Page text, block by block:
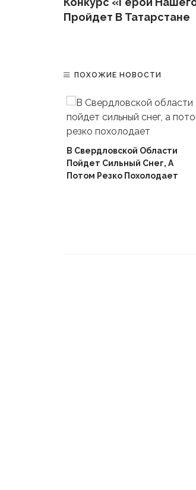
Пройдет В Татарстане
ПОХОЖИЕ НОВОСТИ
В Свердловской Области
Пойдет Сильный Снег, А
Потом Резко Похолодает